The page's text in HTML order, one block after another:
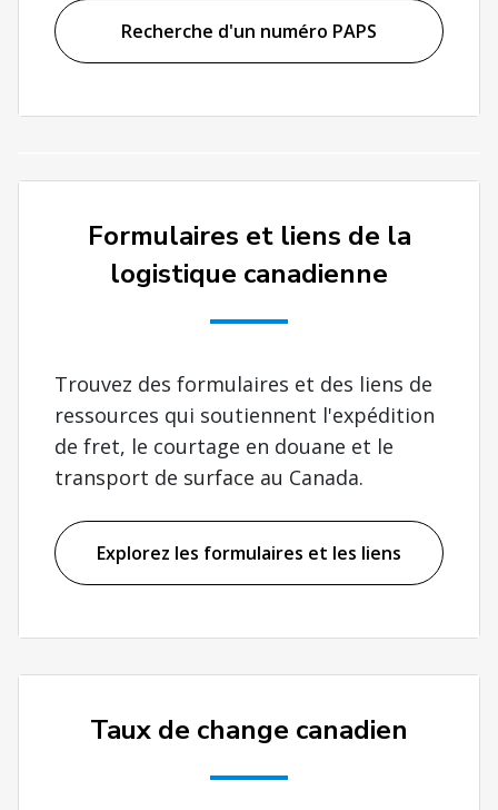
Recherche d'un numéro PAPS
Formulaires et liens de la
logistique canadienne
Trouvez des formulaires et des liens de
ressources qui soutiennent l'expédition
de fret, le courtage en douane et le
transport de surface au Canada.
Explorez les formulaires et les liens
Taux de change canadien